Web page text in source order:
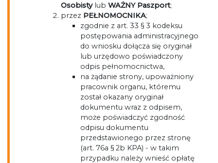
Osobistylub WAŻNY Paszport;
przez PEŁNOMOCNIKA;
zgodnie z art. 33 § 3 kodeksu
postępowania administracyjnego
do wniosku dołącza się oryginał
lub urzędowo poświadczony
odpis pełnomocnictwa,
na żądanie strony, upoważniony
pracownik organu, któremu
został okazany oryginał
dokumentu wraz z odpisem,
może poświadczyć zgodność
odpisu dokumentu
przedstawionego przez stronę
(art. 76a § 2b KPA) - w takim
przypadku należy wnieść opłatę